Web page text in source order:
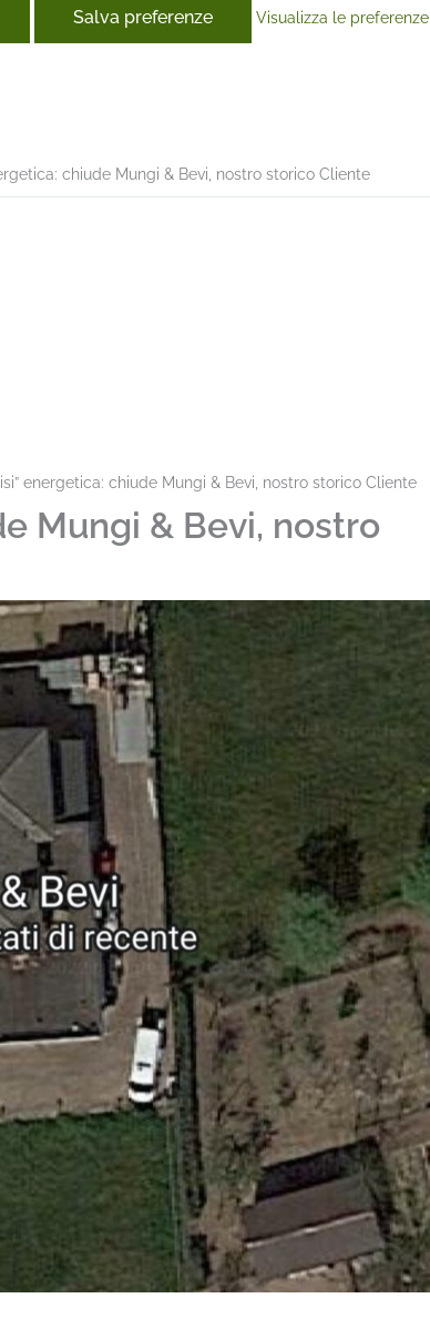
Salva preferenze Visualizza le preferenze
chiude Mungi & Bevi, nostro storico Cliente
energetica: chiude Mungi & Bevi, nostro storico Cliente
Mungi & Bevi, nostro